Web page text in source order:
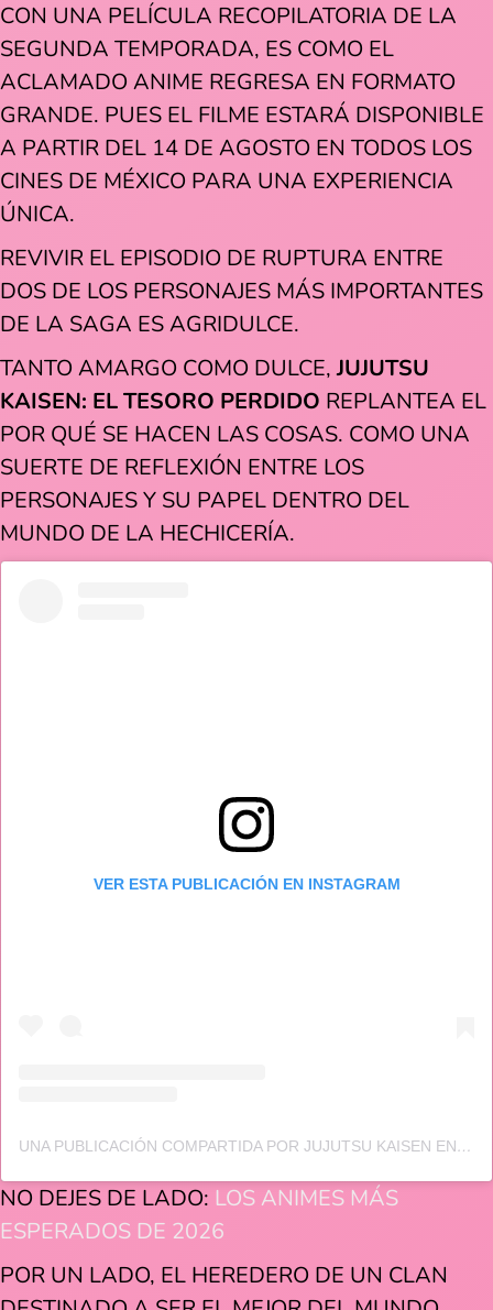
CON UNA PELÍCULA RECOPILATORIA DE LA
SEGUNDA TEMPORADA, ES COMO EL
ACLAMADO ANIME REGRESA EN FORMATO
GRANDE. PUES EL FILME ESTARÁ DISPONIBLE
A PARTIR DEL 14 DE AGOSTO EN TODOS LOS
CINES DE MÉXICO PARA UNA EXPERIENCIA
ÚNICA.
REVIVIR EL EPISODIO DE RUPTURA ENTRE
DOS DE LOS PERSONAJES MÁS IMPORTANTES
DE LA SAGA ES AGRIDULCE.
TANTO AMARGO COMO DULCE,JUJUTSU
KAISEN: EL TESORO PERDIDO REPLANTEA EL
POR QUÉ SE HACEN LAS COSAS. COMO UNA
SUERTE DE REFLEXIÓN ENTRE LOS
PERSONAJES Y SU PAPEL DENTRO DEL
MUNDO DE LA HECHICERÍA.
VER ESTA PUBLICACIÓN EN INSTAGRAM
UNA PUBLICACIÓN COMPARTIDA POR JUJUTSU KAISEN EN (@JUJUTSUKAISEN)
NO DEJES DE LADO: LOS ANIMES MÁS
ESPERADOS DE 2026
POR UN LADO, EL HEREDERO DE UN CLAN